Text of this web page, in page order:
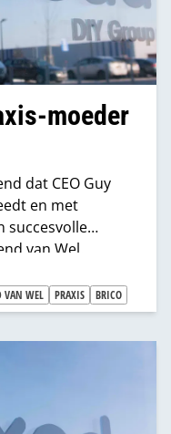
moeder
dat CEO Guy
en met
succesvolle
van Wel.
VAN WEL PRAXIS BRICO